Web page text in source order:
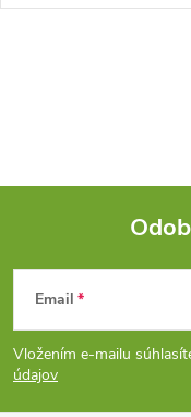
Z
á
p
Email
Vložením e-mailu
údajov